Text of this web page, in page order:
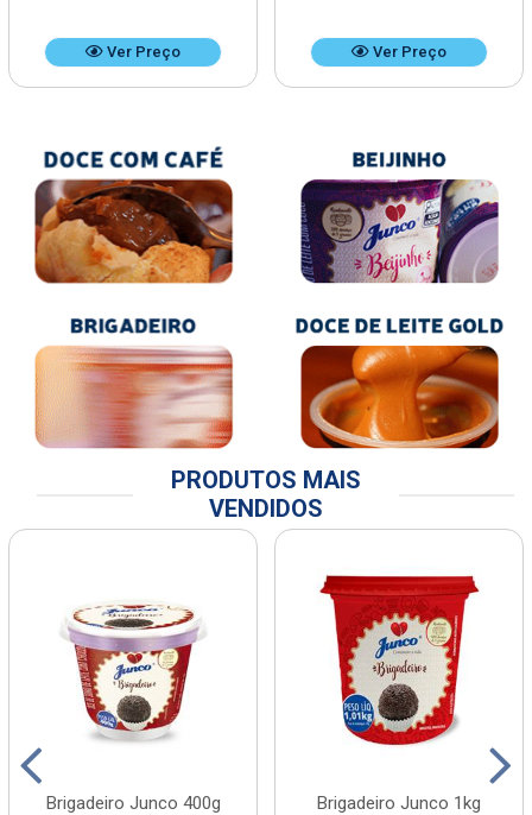
Ver Preço Ver Preço
PRODUTOS MAIS
VENDIDOS
Brigadeiro Junco 400g Brigadeiro Junco 1kg